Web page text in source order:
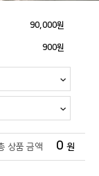
90,000원
900원
상품 금액 0 원